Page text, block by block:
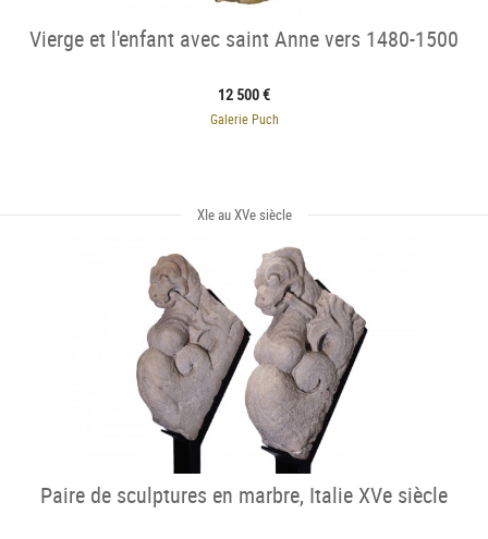
Vierge et l'enfant avec saint Anne vers 1480-1500
12 500 €
Galerie Puch
XIe au XVe siècle
Paire de sculptures en marbre, Italie XVe siècle